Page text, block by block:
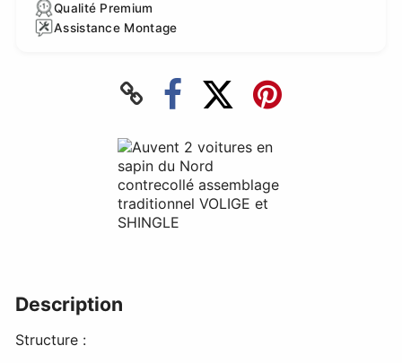
Qualité Premium
Assistance Montage
Description
Structure :